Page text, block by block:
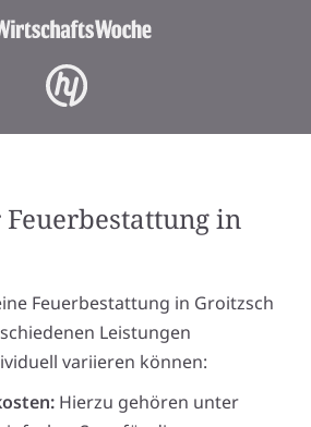
in
Feuerbestattung in Groitzsch
Leistungen
variieren können:
Hierzu gehören unter